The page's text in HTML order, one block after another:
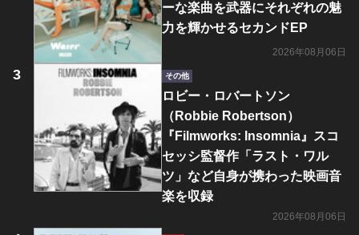
ーな楽曲を武器にそれぞれの魅
力を輝かせるセカンドEP
2026年08月06日
その他
ロビー・ロバートソン
（Robbie Robertson）
『Filmworks: Insomnia』スコ
セッシ監督作「ラスト・ワル
ツ」など自身が携わった映画音
楽を収録
2026年08月06日